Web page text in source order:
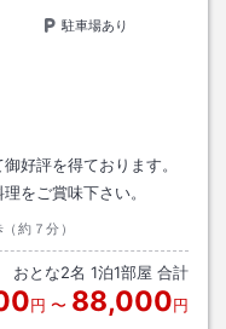
駐車場あり
好評を得ております。
をご賞味下さい。
約７分）
おとな2名 1泊1部屋 合計
円 〜 88,000円